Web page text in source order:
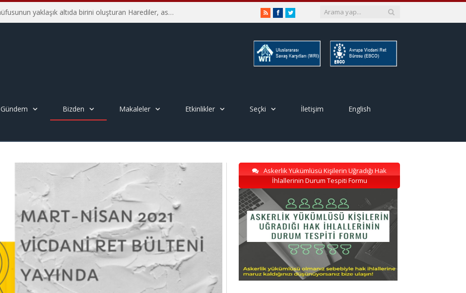
İsrail’in Yahudi nüfusunun yaklaşık altıda birini oluşturan Harediler, askerliğe karşı direniyorlar – Yakov M. Rabkin RSSFacebookTwitter
Gündem Bizden Makaleler Etkinlikler Seçki İletişim English
Askerlik Yükümlüsü Kişilerin Uğradığı Hak
İhlallerinin Durum Tespiti Formu